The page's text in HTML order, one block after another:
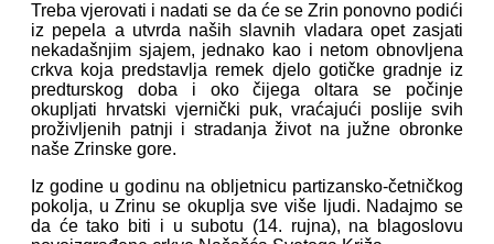
Treba vjerovati i nadati se da će se Zrin ponovno podići
iz pepela a utvrda naših slavnih vladara opet zasjati
nekadašnjim sjajem, jednako kao i netom obnovljena
crkva koja predstavlja remek djelo gotičke gradnje iz
predturskog doba i oko čijega oltara se počinje
okupljati hrvatski vjernički puk, vraćajući poslije svih
proživljenih patnji i stradanja život na južne obronke
naše Zrinske gore.
Iz godine u godinu na obljetnicu partizansko-četničkog
pokolja, u Zrinu se okuplja sve više ljudi. Nadajmo se
da će tako biti i u subotu (14. rujna), na blagoslovu